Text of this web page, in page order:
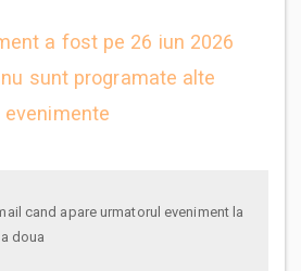
a fost pe 26 iun 2026
sunt programate alte
evenimente
doua